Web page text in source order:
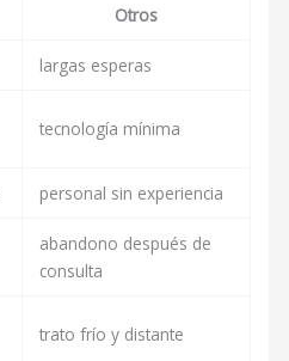
Otros
largas esperas
tecnología mínima
personal sin experiencia
abandono después de
consulta
trato frío y distante